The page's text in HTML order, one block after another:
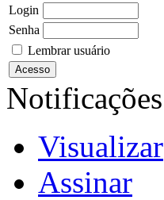
Login
Senha
Lembrar usuário
Notificações
Visualizar
Assinar